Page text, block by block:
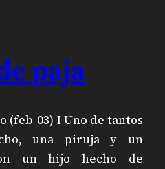
paja
(feb-03) I Uno de tantos
una piruja y un
un hijo hecho de